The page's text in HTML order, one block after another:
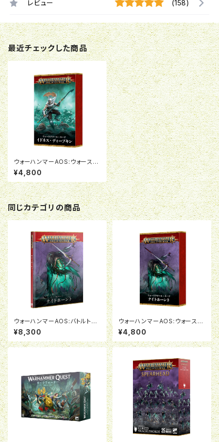
レビュー (158)
最近チェックした商品
ウォーハンマーAOS:ウォースク
ロール・カード:イドネス・ディー
プキン(日本語版)
¥4,800
同じカテゴリの商品
ウォーハンマーAOS:バトルトー
ム:ナイトホーント(日本語版)
¥8,300
ウォーハンマーAOS:ウォースク
ロールカード:ナイトホーント(日
本語版)
¥4,800